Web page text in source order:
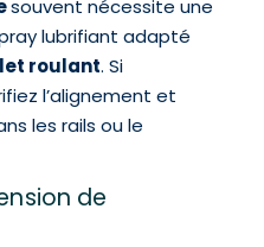
souvent nécessite une
lubrifiant adapté
roulant. Si
l’alignement et
les rails ou le
de